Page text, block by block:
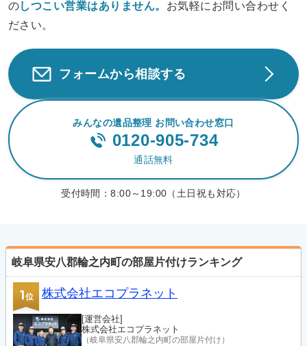
のしつこい営業はありません。 お気軽にお問い合わせく
ださい。
フォームから相談する
みんなの遺品整理 お問い合わせ窓口
0120-905-734
通話無料
受付時間：8:00～19:00（土日祝も対応）
岐阜県安八郡輪之内町の部屋片付けランキング
1位 株式会社エコプラネット
[運営会社]
株式会社エコプラネット
（岐阜県安八郡輪之内町の部屋片付け）